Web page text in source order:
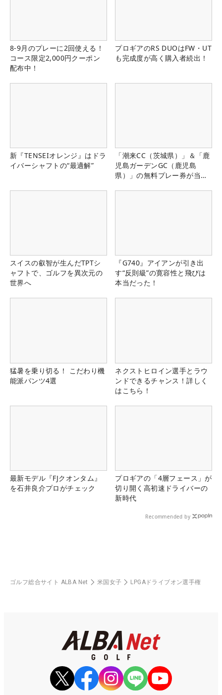
8-9月のプレーに2回使える！
コース限定2,000円クーポン
配布中！
プロギアのRS DUOはFW・UT
も完成度が高く購入者続出！
新『TENSEIオレンジ』はドラ
イバーシャフトの“最適解”
「潮来CC（茨城県）」＆「鹿
児島ガーデンGC（鹿児島
県）」の無料プレー券が当た
スイスの叡智が生んだTPTシ
ャフトで、ゴルフを異次元の
世界へ
『G740』アイアンが引き出
す“反則級”の寛容性と飛びは
本当だった！
猛暑を乗り切る！ こだわり機
能派パンツ4選
ネクストヒロイン選手とラウ
ンドできるチャンス！詳しく
はこちら！
最新モデル『FJクオンタム』
を石井良介プロがチェック
プロギアの「4層フェース」が
切り開く高初速ドライバーの
新時代
Recommended by
ゴルフ総合サイト ALBA Net 米国女子 LPGAドライブオン選手権